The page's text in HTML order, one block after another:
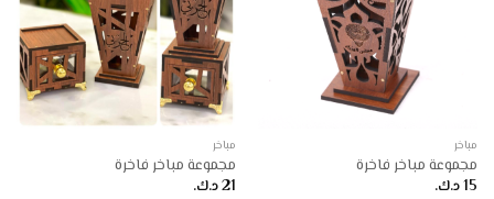
مباخر
مجموعة مباخر فاخرة
15د.ك.
مباخر
مجموعة مباخر فاخرة
21د.ك.